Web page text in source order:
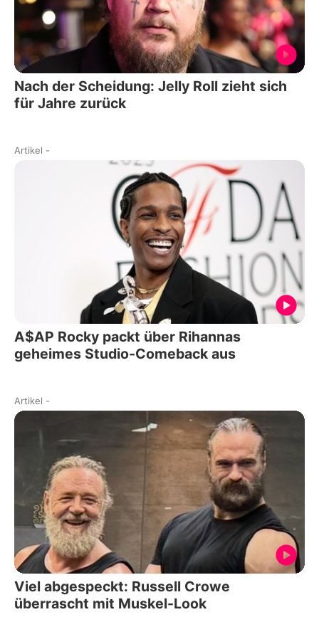
Nach der Scheidung: Jelly Roll zieht sich
für Jahre zurück
Artikel -
A$AP Rocky packt über Rihannas
geheimes Studio-Comeback aus
Artikel -
Viel abgespeckt: Russell Crowe
überrascht mit Muskel-Look